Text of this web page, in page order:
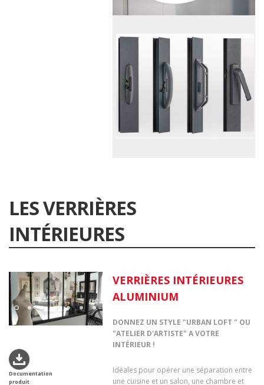
LES VERRIÈRES
INTÉRIEURES
Documentation
produit
VERRIÈRES INTÉRIEURES
ALUMINIUM
DONNEZ UN STYLE "URBAN LOFT " OU
"ATELIER D'ARTISTE" A VOTRE
INTÉRIEUR !
Idéales pour opérer une séparation entre
une cuisine et un salon, une chambre et